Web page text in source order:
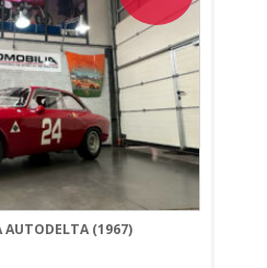
AUTODELTA (1967)